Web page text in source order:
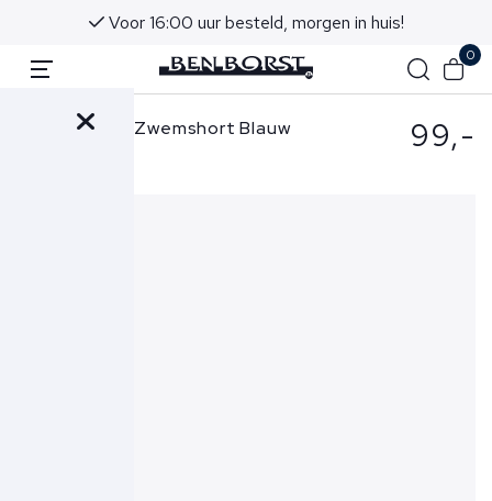
Voor 16:00 uur besteld, morgen in huis!
0
Ralph Lauren Zwemshort Blauw 99,-